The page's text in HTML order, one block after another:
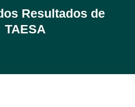
Resultados de
TAESA